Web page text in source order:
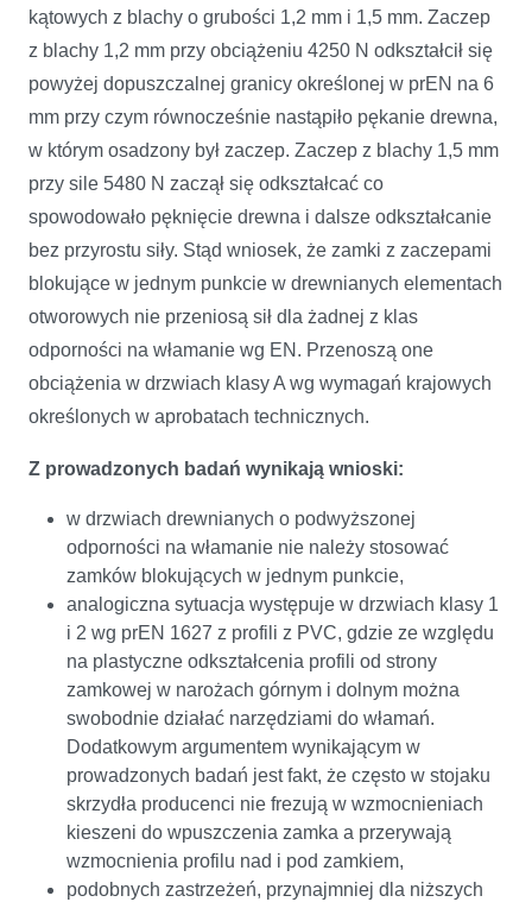
kątowych z blachy o grubości 1,2 mm i 1,5 mm. Zaczep
z blachy 1,2 mm przy obciążeniu 4250 N odkształcił się
powyżej dopuszczalnej granicy określonej w prEN na 6
mm przy czym równocześnie nastąpiło pękanie drewna,
w którym osadzony był zaczep. Zaczep z blachy 1,5 mm
przy sile 5480 N zaczął się odkształcać co
spowodowało pęknięcie drewna i dalsze odkształcanie
bez przyrostu siły. Stąd wniosek, że zamki z zaczepami
blokujące w jednym punkcie w drewnianych elementach
otworowych nie przeniosą sił dla żadnej z klas
odporności na włamanie wg EN. Przenoszą one
obciążenia w drzwiach klasy A wg wymagań krajowych
określonych w aprobatach technicznych.
Z prowadzonych badań wynikają wnioski:
w drzwiach drewnianych o podwyższonej
odporności na włamanie nie należy stosować
zamków blokujących w jednym punkcie,
analogiczna sytuacja występuje w drzwiach klasy 1
i 2 wg prEN 1627 z profili z PVC, gdzie ze względu
na plastyczne odkształcenia profili od strony
zamkowej w narożach górnym i dolnym można
swobodnie działać narzędziami do włamań.
Dodatkowym argumentem wynikającym w
prowadzonych badań jest fakt, że często w stojaku
skrzydła producenci nie frezują w wzmocnieniach
kieszeni do wpuszczenia zamka a przerywają
wzmocnienia profilu nad i pod zamkiem,
podobnych zastrzeżeń, przynajmniej dla niższych